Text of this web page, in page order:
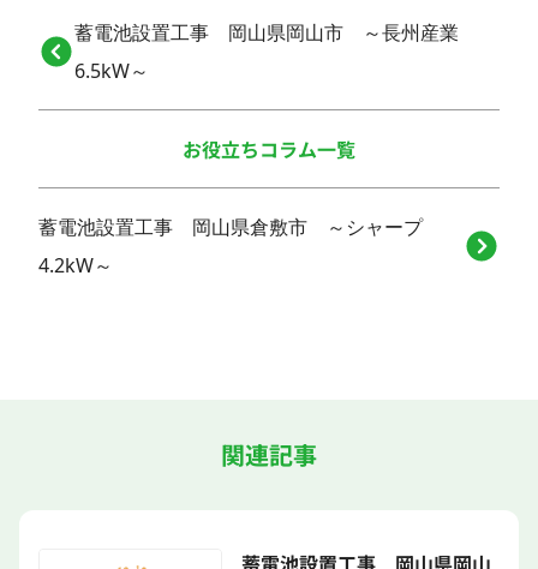
蓄電池設置工事 岡山県岡山市 ～長州産業
6.5kW～
お役立ちコラム一覧
蓄電池設置工事 岡山県倉敷市 ～シャープ
4.2kW～
関連記事